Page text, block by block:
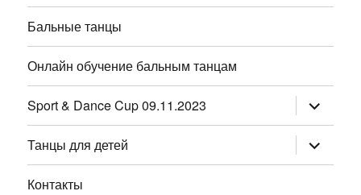
Бальные танцы
Онлайн обучение бальным танцам
Sport & Dance Cup 09.11.2023 раскрыть
дочернее
меню
Танцы для детей
раскрыть
дочернее
меню
Контакты